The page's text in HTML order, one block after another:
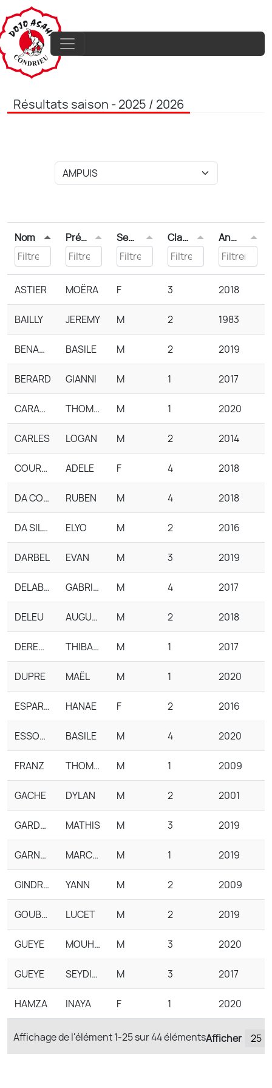
Résultats saison - 2025 / 2026
Nom Prénom Sexe Classement Année
ASTIER MOËRA F 3 2018
BAILLY JEREMY M 2 1983
BENAHMED BASILE M 2 2019
BERARD GIANNI M 1 2017
CARANTELLY THOMAS M 1 2020
CARLES LOGAN M 2 2014
COURTOIS ADELE F 4 2018
DA COSTA RUBEN M 4 2018
DA SILVA ELYO M 2 2016
DARBEL EVAN M 3 2019
DELABRUYERE GABRIEL M 4 2017
DELEU AUGUSTIN M 2 2018
DEREMETZ THIBAULT M 1 2017
DUPRE MAËL M 1 2020
ESPARRON HANAE F 2 2016
ESSON MONCEL BASILE M 4 2020
FRANZ THOMAS M 1 2009
GACHE DYLAN M 2 2001
GARDON MATHIS M 3 2019
GARNAUD MARCEAU M 1 2019
GINDROZ-CARAËS YANN M 2 2009
GOUBY BESSERRE LUCET M 2 2019
GUEYE MOUHAMED M 3 2020
GUEYE SEYDINA M 3 2017
HAMZA INAYA F 1 2020
Affichage de l'élément1-25sur44élémentsAfficher